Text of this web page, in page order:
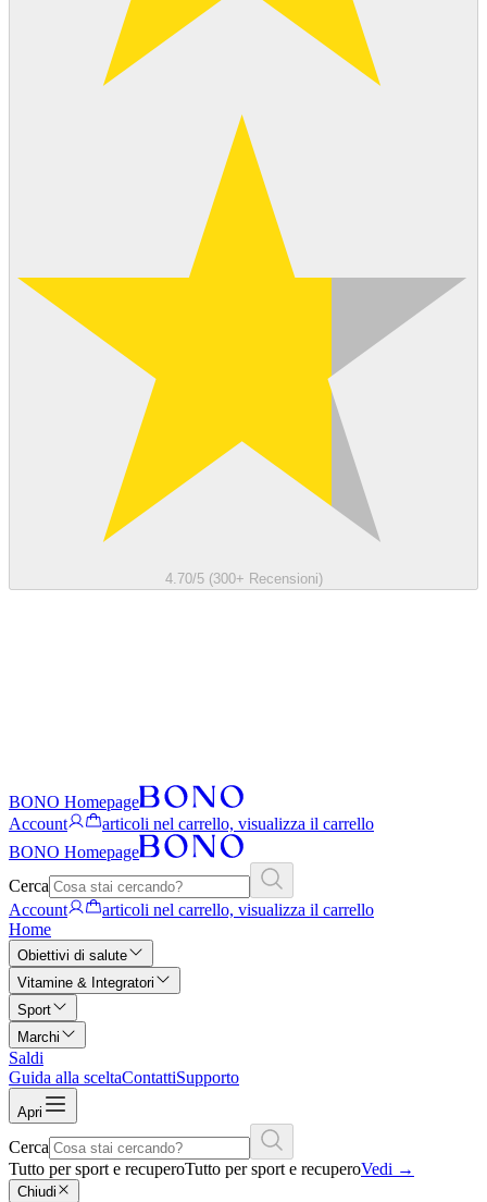
4.70/5 (300+ Recensioni)
BONO Homepage
Account
articoli nel carrello, visualizza il carrello
BONO Homepage
Cerca
Account
articoli nel carrello, visualizza il carrello
Home
Obiettivi di salute
Vitamine & Integratori
Sport
Marchi
Saldi
Guida alla sceltaContattiSupporto
Apri
Cerca
Tutto per sport e recuperoTutto per sport e recuperoVedi →
Chiudi